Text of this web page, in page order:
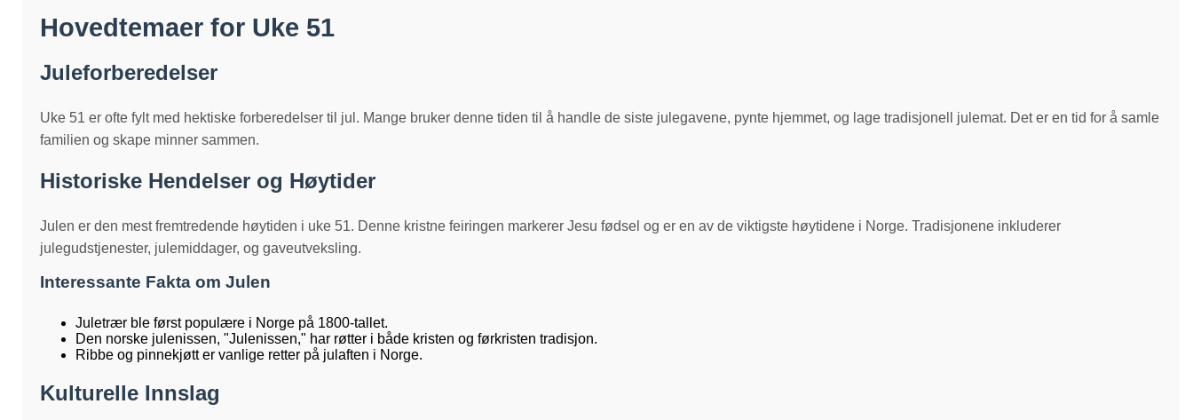
Hovedtemaer for Uke 51
Juleforberedelser
Uke 51 er ofte fylt med hektiske forberedelser til jul. Mange bruker denne tiden til å handle de siste julegavene, pynte hjemmet, og lage tradisjonell julemat. Det er en tid for å samle
familien og skape minner sammen.
Historiske Hendelser og Høytider
Julen er den mest fremtredende høytiden i uke 51. Denne kristne feiringen markerer Jesu fødsel og er en av de viktigste høytidene i Norge. Tradisjonene inkluderer
julegudstjenester, julemiddager, og gaveutveksling.
Interessante Fakta om Julen
Juletrær ble først populære i Norge på 1800-tallet.
Den norske julenissen, "Julenissen," har røtter i både kristen og førkristen tradisjon.
Ribbe og pinnekjøtt er vanlige retter på julaften i Norge.
Kulturelle Innslag